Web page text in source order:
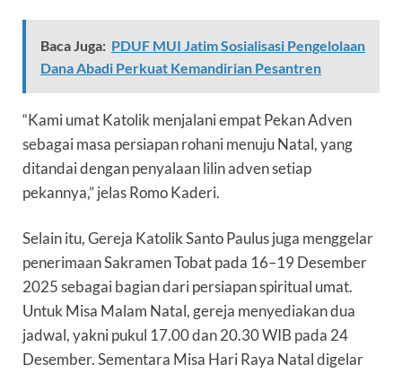
Baca Juga: PDUF MUI Jatim Sosialisasi Pengelolaan
Dana Abadi Perkuat Kemandirian Pesantren
“Kami umat Katolik menjalani empat Pekan Adven
sebagai masa persiapan rohani menuju Natal, yang
ditandai dengan penyalaan lilin adven setiap
pekannya,” jelas Romo Kaderi.
Selain itu, Gereja Katolik Santo Paulus juga menggelar
penerimaan Sakramen Tobat pada 16–19 Desember
2025 sebagai bagian dari persiapan spiritual umat.
Untuk Misa Malam Natal, gereja menyediakan dua
jadwal, yakni pukul 17.00 dan 20.30 WIB pada 24
Desember. Sementara Misa Hari Raya Natal digelar